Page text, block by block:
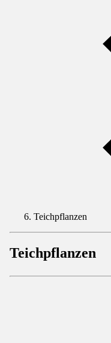
Teichpflanzen
Teichpflanzen